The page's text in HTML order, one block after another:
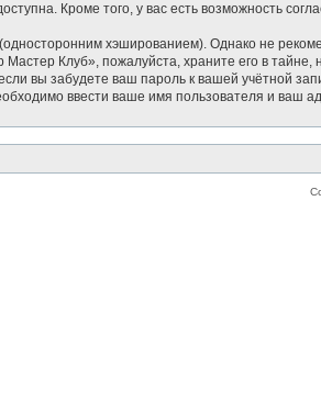
Кроме того, у вас есть возможность
хэшированием). Однако не
Клуб», пожалуйста, храните его в
вы забудете ваш пароль к вашей учётной
ввести ваше имя пользователя и ваш